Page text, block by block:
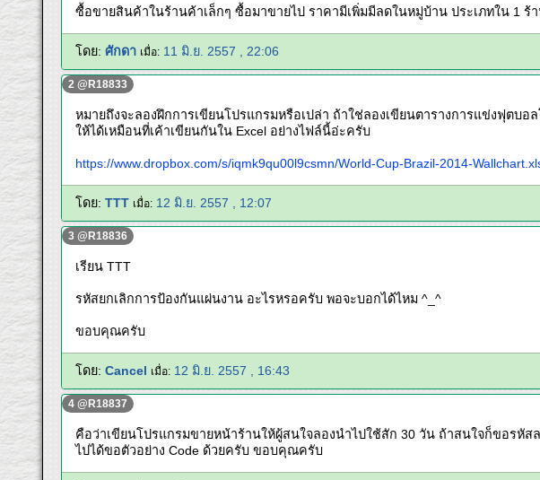
ซื้อขายสินค้าในร้านค้าเล็กๆ ซื้อมาขายไป ราคามีเพิ่มมีลดในหมู่บ้าน ประเภทใน 1
โดย: ศักดา เมื่อ: 11 มิ.ย. 2557 , 22:06
2 @R18833
หมายถึงจะลองฝึกการเขียนโปรแกรมหรือเปล่า ถ้าใช่ลองเขียนตารางการแข่งฟุต
ให้ได้เหมือนที่เค้าเขียนกันใน Excel อย่างไฟล์นี้อ่ะครับ
https://www.dropbox.com/s/iqmk9qu00l9csmn/World-Cup-Brazil-2014-
โดย: TTT เมื่อ: 12 มิ.ย. 2557 , 12:07
3 @R18836
เรียน TTT
รหัสยกเลิกการป้องกันแผ่นงาน อะไรหรอครับ พอจะบอกได้ไหม ^_^
ขอบคุณครับ
โดย: Cancel เมื่อ: 12 มิ.ย. 2557 , 16:43
4 @R18837
คือว่าเขียนโปรแกรมขายหน้าร้านให้ผู้สนใจลองนำไปใช้สัก 30 วัน ถ้าสนใจก็ขอรหั
ไปได้ขอตัวอย่าง Code ด้วยครับ ขอบคุณครับ